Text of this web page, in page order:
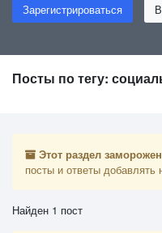
Зарегистрироваться
Посты по тегу:
Этот раздел
посты и ответы добавлять
Найден 1 пост